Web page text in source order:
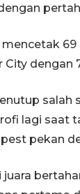
mencetak
dengan
salah
lagi saat
pekan